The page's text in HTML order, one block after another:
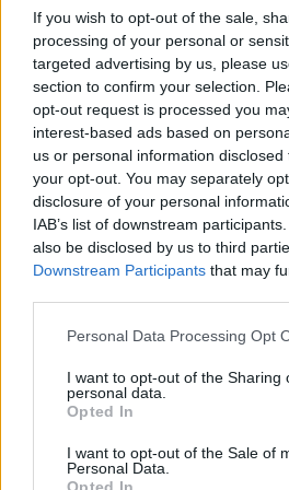
If you wish to opt-out of the sale,
processing of your personal or
targeted advertising by us, please
section to confirm your selection.
opt-out request is processed you
interest-based ads based on
us or personal information
your opt-out. You may separately
disclosure of your personal
IAB’s list of downstream
also be disclosed by us to third
Downstream Participants that may
Please note that this website/app
not limited to your visit or usage
grant or deny consent to Google
use your data for below specified
consent section.
Personal Data Processing Opt
I want to opt-out of the Sharing
personal data.
Opted In
I want to opt-out of the Sale of
Personal Data.
Opted In
social media per influenzare l’opinione
una strategia più ampia di guerra
Il materiale didattico include anche
Cremlino insegnati agli studenti. Uno di
guerra in Ucraina era in realtà
“nazionalisti e neonazisti” al comando a
nel Donbas affrontano un “genocidio”
dall’Occidente, in particolare dagli Stati
Legami militari e preoccupazioni
Il programma è supervisionato da figure
accademico e un ufficiale attivo del GRU.
riferito, anche figure di alto livello
partecipato alla valutazione degli studenti.
Le scoperte giungono nel contesto di
Germania hanno segnalato un aumento
informatiche, mentre la Svezia ha